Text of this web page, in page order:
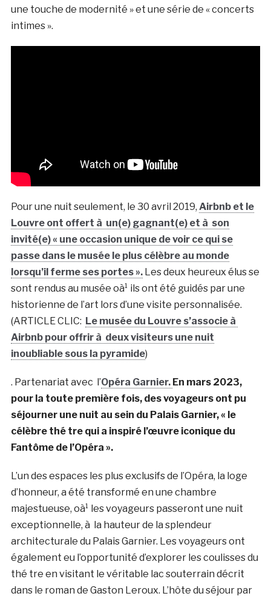
une touche de modernité » et une série de « concerts
intimes ».
Pour une nuit seulement, le 30 avril 2019, Airbnb et le
Louvre ont offert à un(e) gagnant(e) et à son
invité(e) « une occasion unique de voir ce qui se
passe dans le musée le plus célèbre au monde
lorsqu’il ferme ses portes ».Les deux heureux élus se
sont rendus au musée oà¹ ils ont été guidés par une
historienne de l’art lors d’une visite personnalisée.
(ARTICLE CLIC: Le musée du Louvre s’associe à
Airbnb pour offrir à deux visiteurs une nuit
inoubliable sous la pyramide)
. Partenariat avec l’Opéra Garnier. En mars 2023,
pour la toute première fois, des voyageurs ont pu
séjourner une nuit au sein du Palais Garnier, « le
célèbre thé tre qui a inspiré l’œuvre iconique du
Fantôme de l’Opéra ».
L’un des espaces les plus exclusifs de l’Opéra, la loge
d’honneur, a été transformé en une chambre
majestueuse, oà¹ les voyageurs passeront une nuit
exceptionnelle, à la hauteur de la splendeur
architecturale du Palais Garnier. Les voyageurs ont
également eu l’opportunité d’explorer les coulisses du
thé tre en visitant le véritable lac souterrain décrit
dans le roman de Gaston Leroux. L’hôte du séjour par